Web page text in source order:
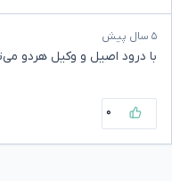
۵ سال پیش
با درود اصیل و وکیل هردو
۰